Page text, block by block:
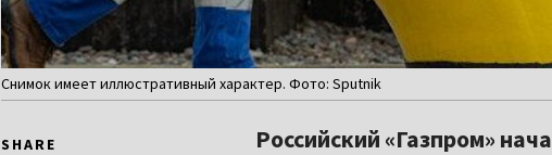
Снимок имеет иллюстративный характер. Фото: Sputnik
SHARE
Российский «Газпром»